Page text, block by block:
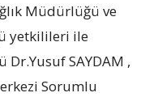
Müdürlüğü ve
yetkilileri ile
Dr.Yusuf SAYDAM ,
Sorumlu